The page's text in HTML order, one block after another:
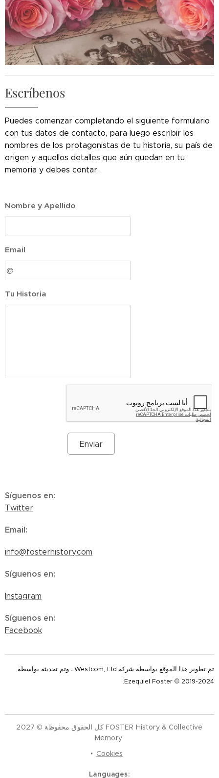
Escríbenos
Puedes comenzar completando el siguiente formulario
con tus datos de contacto, para luego escribir los
nombres de los protagonistas de tu historia, su país de
origen y aquellos detalles que aún quedan en tu
memoria y debes contar.
Nombre y Apellido
Email
Tu Historia
Enviar
Síguenos en:
Twitter
Email:
info@fosterhistory.com
Síguenos en:
Instagram
Síguenos en:
Facebook
تم تطوير هذا الموقع بواسطة شركة Westcom, Ltd.، وتم تحديثه بواسطة
Ezequiel Foster © 2019-2024.
كل الحقوق محفوظة © 2027 FOSTER History & Collective
Memory
Cookies
Languages